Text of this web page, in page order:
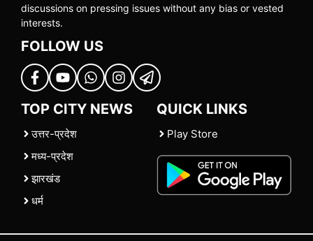
discussions on pressing issues without any bias or vested
interests.
FOLLOW US
TOP CITY NEWS
उत्तर-प्रदेश
मध्य-प्रदेश
झारखंड
धर्म
QUICK LINKS
Play Store